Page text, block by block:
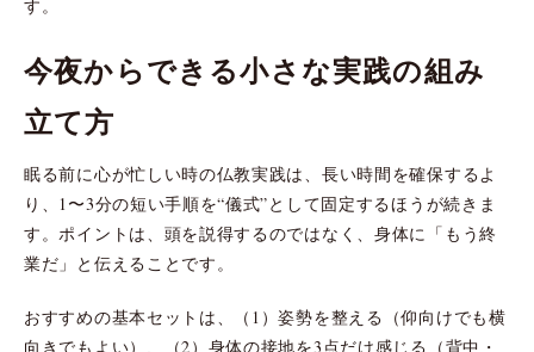
す。
今夜からできる小さな実践の組み
立て方
眠る前に心が忙しい時の仏教実践は、長い時間を確保するよ
り、1〜3分の短い手順を“儀式”として固定するほうが続きま
す。ポイントは、頭を説得するのではなく、身体に「もう終
業だ」と伝えることです。
おすすめの基本セットは、（1）姿勢を整える（仰向けでも横
向きでもよい）、（2）身体の接地を3点だけ感じる（背中・